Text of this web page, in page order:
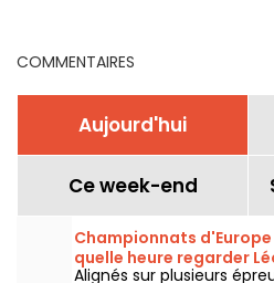
COMMENTAIRES
Aujourd'hui
Ce week-end
Championnats
quelle heure regarder
Maxime Grousset ?
Alignés sur plusieurs